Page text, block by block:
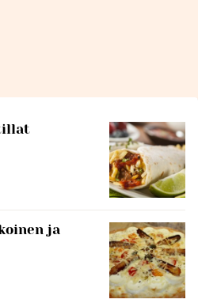
ja